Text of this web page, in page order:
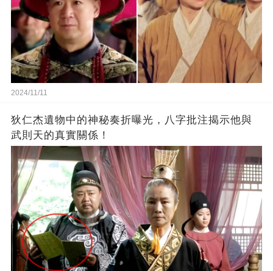
2024/11/11
狄仁杰遺物中的神秘奏折曝光，八字批注揭示他與
武則天的真實關係！